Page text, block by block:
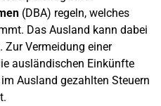
(DBA) regeln, welches
Das Ausland kann dabei
Zur Vermeidung einer
ausländischen Einkünfte
Ausland gezahlten Steuern